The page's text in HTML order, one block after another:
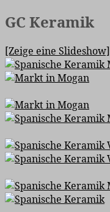
GC Keramik
[Zeige eine Slideshow]